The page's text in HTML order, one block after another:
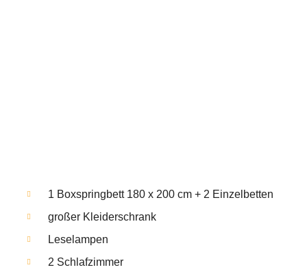
1 Boxspringbett 180 x 200 cm + 2 Einzelbetten
großer Kleiderschrank
Leselampen
2 Schlafzimmer